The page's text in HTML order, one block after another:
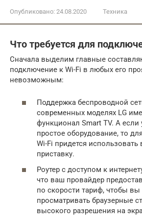
Опубликовано: 24.08.2020 Техника
Что требуется для
Сначала выделим главные
подключение к Wi-Fi в любых его
невозможным:
Поддержка беспроводной
современных моделях LG
функционал Smart TV. А если
простое оборудование, то
Wi-Fi придется
приставку.
Роутер с доступом к
что ваш провайдер
по скорости тариф, чтобы
просматривать браузерные
высокого разрешения на